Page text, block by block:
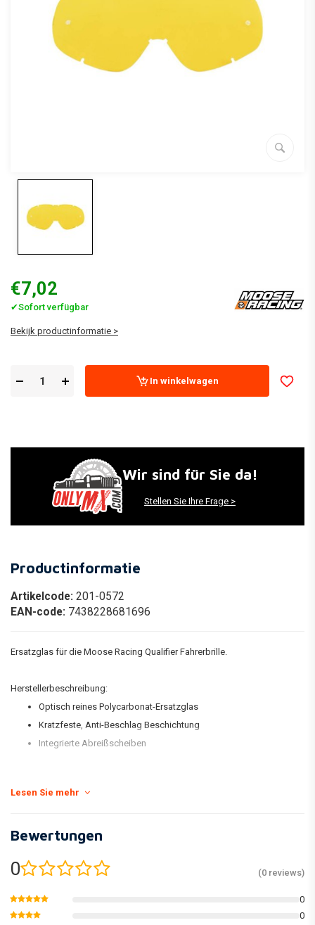
€7,02
✔Sofort verfügbar
Bekijk productinformatie >
In winkelwagen
Wir sind für Sie da!
Stellen Sie Ihre Frage >
Productinformatie
Artikelcode: 201-0572
EAN-code: 7438228681696
Ersatzglas für die Moose Racing Qualifier Fahrerbrille.
Herstellerbeschreibung:
Optisch reines Polycarbonat-Ersatzglas
Kratzfeste, Anti-Beschlag Beschichtung
Integrierte Abreißscheiben
Lesen Sie mehr
Bewertungen
0 (0 reviews)
0
0